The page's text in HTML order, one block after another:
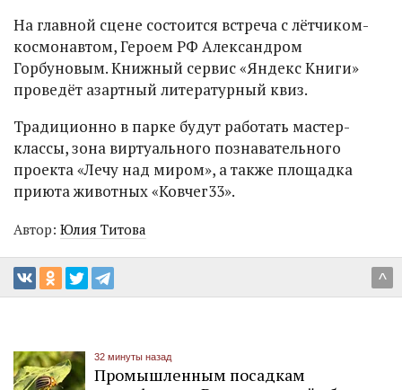
На главной сцене состоится встреча с лётчиком-
космонавтом, Героем РФ Александром
Горбуновым. Книжный сервис «Яндекс Книги»
проведёт азартный литературный квиз.
Традиционно в парке будут работать мастер-
классы, зона виртуального познавательного
проекта «Лечу над миром», а также площадка
приюта животных «Ковчег33».
Автор: Юлия Титова
^
32 минуты назад
Промышленным посадкам